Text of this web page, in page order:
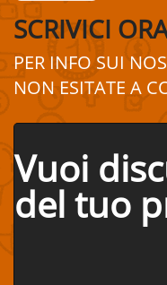
SCRIVICI
PER INFO SUI
NON ESITATE A
Vuoi
del tuo